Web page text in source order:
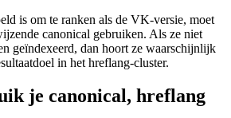
is om te ranken als de VK-versie, moet
canonical gebruiken. Als ze niet
geïndexeerd, dan hoort ze waarschijnlijk
in het hreflang-cluster.
je canonical, hreflang